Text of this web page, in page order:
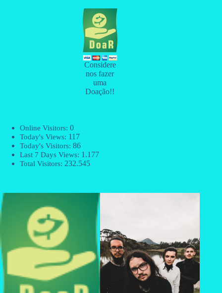
Considere
nos fazer
uma
Doação!!
Online Visitors: 0
Today's Views: 117
Today's Visitors: 86
Last 7 Days Views: 1.177
Total Visitors: 232.545